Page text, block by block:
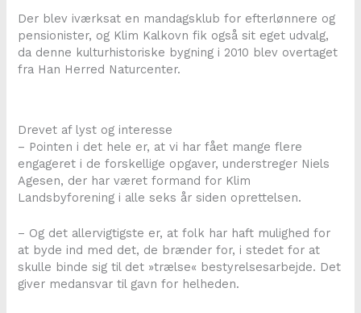
Der blev iværksat en mandagsklub for efterlønnere og
pensionister, og Klim Kalkovn fik også sit eget udvalg,
da denne kulturhistoriske bygning i 2010 blev overtaget
fra Han Herred Naturcenter.
Drevet af lyst og interesse
– Pointen i det hele er, at vi har fået mange flere
engageret i de forskellige opgaver, understreger Niels
Agesen, der har været formand for Klim
Landsbyforening i alle seks år siden oprettelsen.
– Og det allervigtigste er, at folk har haft mulighed for
at byde ind med det, de brænder for, i stedet for at
skulle binde sig til det »trælse« bestyrelsesarbejde. Det
giver medansvar til gavn for helheden.